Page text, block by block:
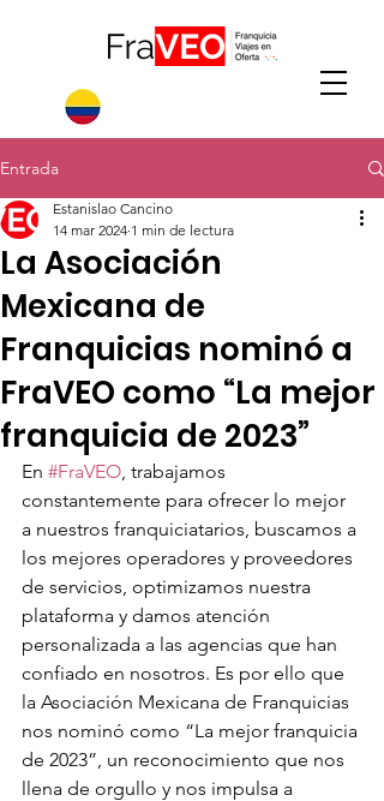
Entrada
La Asociación
Mexicana de
Franquicias nominó a
FraVEO como “La mejor
franquicia de 2023”
Estanislao Cancino
14 mar 2024 1 min de lectura
En #FraVEO, trabajamos
constantemente para ofrecer lo mejor
a nuestros franquiciatarios, buscamos a
los mejores operadores y proveedores
de servicios, optimizamos nuestra
plataforma y damos atención
personalizada a las agencias que han
confiado en nosotros. Es por ello que
la Asociación Mexicana de Franquicias
nos nominó como “La mejor franquicia
de 2023”, un reconocimiento que nos
llena de orgullo y nos impulsa a